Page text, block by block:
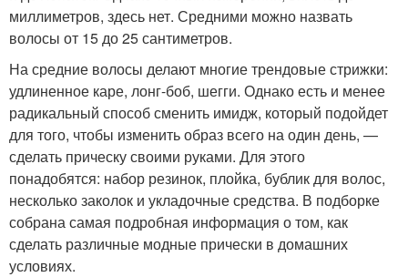
миллиметров, здесь нет. Средними можно назвать
волосы от 15 до 25 сантиметров.
На средние волосы делают многие трендовые стрижки:
удлиненное каре, лонг-боб, шегги. Однако есть и менее
радикальный способ сменить имидж, который подойдет
для того, чтобы изменить образ всего на один день, —
сделать прическу своими руками. Для этого
понадобятся: набор резинок, плойка, бублик для волос,
несколько заколок и укладочные средства. В подборке
собрана самая подробная информация о том, как
сделать различные модные прически в домашних
условиях.